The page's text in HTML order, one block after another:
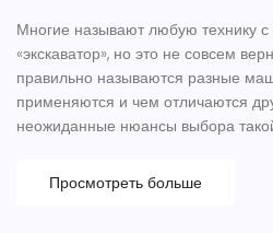
Многие называют любую технику
«экскаватор», но это не совсем
правильно называются разные
применяются и чем отличаются
неожиданные нюансы выбора
простым языком и на конкретных
стройплощадок. Даже если вы
Просмотреть больше